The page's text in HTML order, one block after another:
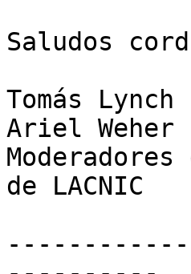
Saludos
Tomás Lynch
Ariel Weher
de LACNIC